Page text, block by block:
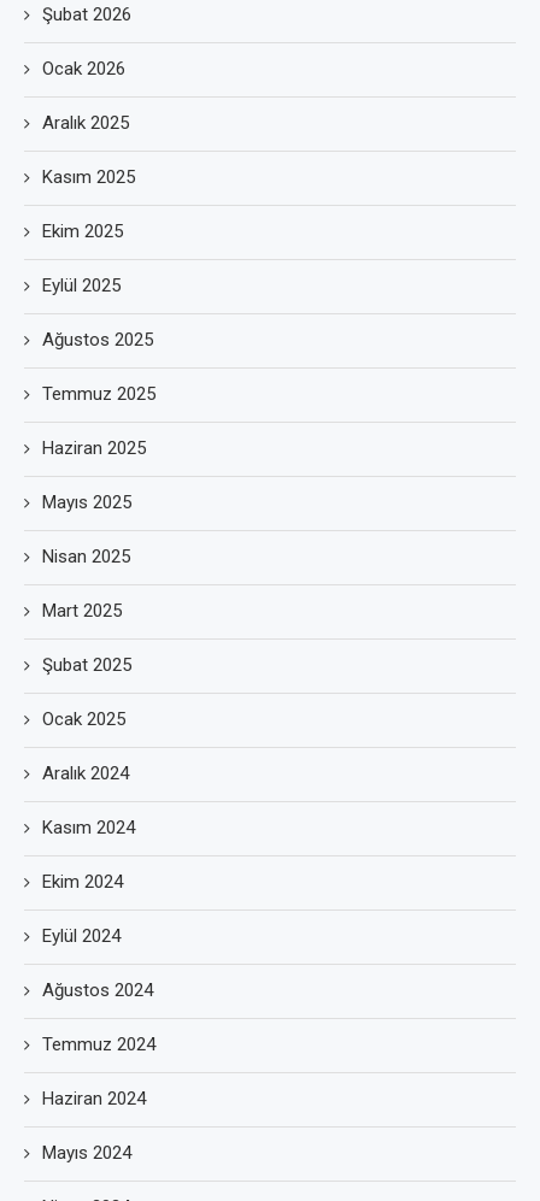
Şubat 2026
Ocak 2026
Aralık 2025
Kasım 2025
Ekim 2025
Eylül 2025
Ağustos 2025
Temmuz 2025
Haziran 2025
Mayıs 2025
Nisan 2025
Mart 2025
Şubat 2025
Ocak 2025
Aralık 2024
Kasım 2024
Ekim 2024
Eylül 2024
Ağustos 2024
Temmuz 2024
Haziran 2024
Mayıs 2024